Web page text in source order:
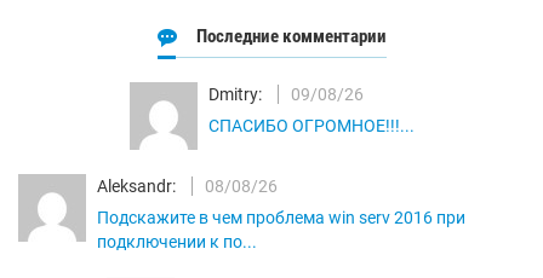
Последние комментарии
Dmitry:
09/08/26
СПАСИБО ОГРОМНОЕ!!!...
Aleksandr:
08/08/26
Подскажите в чем проблема win serv 2016 при
подключении к по...